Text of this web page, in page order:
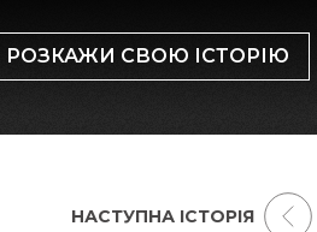
РОЗКАЖИ СВОЮ ІСТОРІЮ
НАСТУПНА ІСТОРІЯ